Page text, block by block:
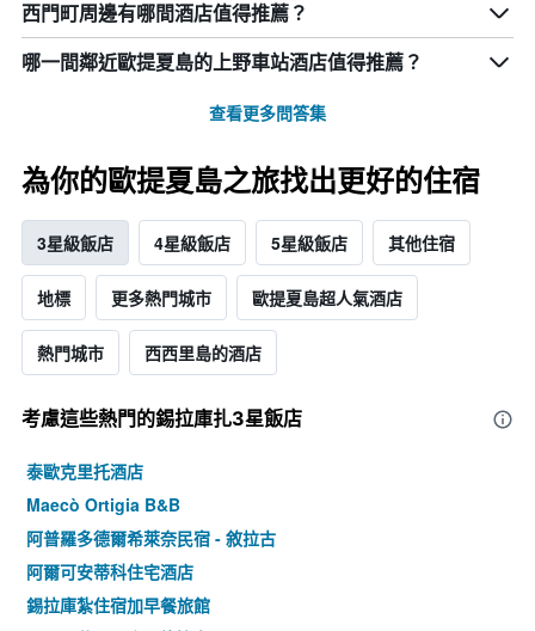
西門町周邊有哪間酒店值得推薦？
哪一間鄰近歐提夏島的上野車站酒店值得推薦？
查看更多問答集
為你的歐提夏島之旅找出更好的住宿
3星級飯店 4星級飯店 5星級飯店 其他住宿
地標 更多熱門城市 歐提夏島超人氣酒店
熱門城市 西西里島的酒店
考慮這些熱門的錫拉庫扎3星​飯店
泰歐克里托酒店
Maecò Ortigia B&B
阿普羅多德爾希萊奈民宿 - 敘拉古
阿爾可安蒂科住宅酒店
錫拉庫紮住宿加早餐旅館